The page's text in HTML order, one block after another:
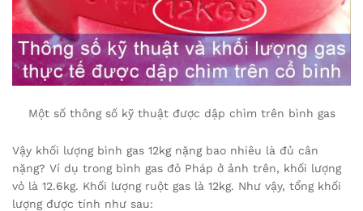
Một số thông số kỹ thuật được dập chìm trên bình gas
Vậy khối lượng bình gas 12kg nặng bao nhiêu là đủ cân
nặng? Ví dụ trong bình gas đỏ Pháp ở ảnh trên, khối lượng
vỏ là 12.6kg. Khối lượng ruột gas là 12kg. Như vậy, tổng khối
lượng được tính như sau: